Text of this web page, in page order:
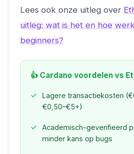
Lees ook onze uitleg over
uitleg: wat is het en hoe
beginners?
👍 Cardano voordelen vs
Lagere transactiekosten
€0,50–€5+)
Academisch-geverifieerd
minder kans op bugs